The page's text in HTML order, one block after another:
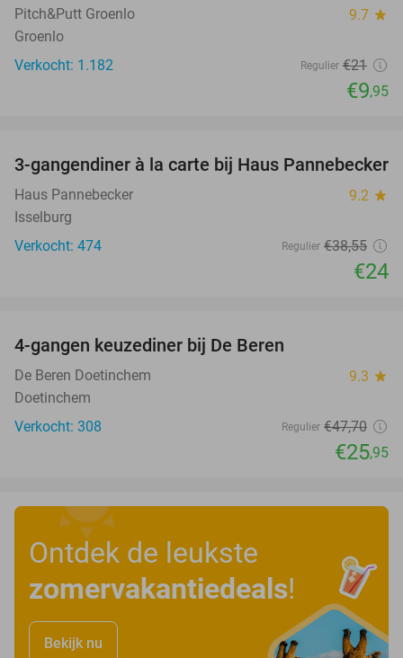
Pitch&Putt Groenlo 9.7 star
Groenlo
Verkocht: 1.182
Regulier €21
€9,95
38%
3-gangendiner à la carte bij Haus Pannebecker
Haus Pannebecker 9.2 star
Isselburg
Verkocht: 474
Regulier €38,55
€24
4-gangen keuzediner bij De Beren
De Beren Doetinchem 9.3 star
Doetinchem
Verkocht: 308
Regulier €47,70
€25,95
Ontdek de leukste
zomervakantiedeals!
Bekijk nu